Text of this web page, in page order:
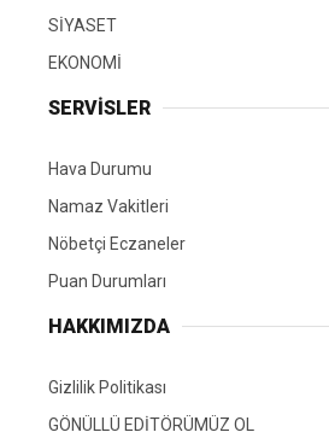
SİYASET
EKONOMİ
SERVİSLER
Hava Durumu
Namaz Vakitleri
Nöbetçi Eczaneler
Puan Durumları
HAKKIMIZDA
Gizlilik Politikası
GÖNÜLLÜ EDİTÖRÜMÜZ OL